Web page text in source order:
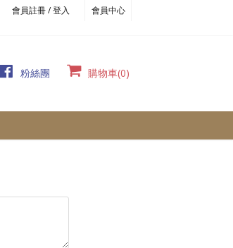
會員註冊 / 登入 會員中心
粉絲團 購物車(0)